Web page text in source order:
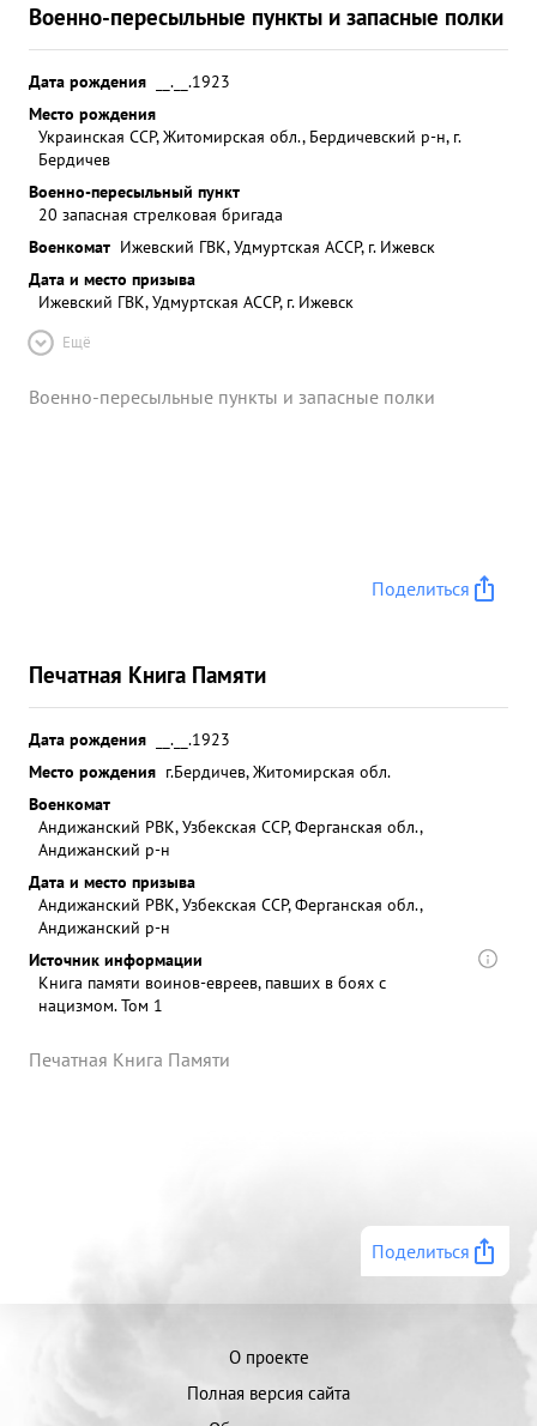
Военно-пересыльные пункты и запасные полки
Дата рождения
__.__.1923
Место рождения
Украинская ССР, Житомирская обл., Бердичевский р-н, г.
Бердичев
Военно-пересыльный пункт
20 запасная стрелковая бригада
Военкомат Ижевский ГВК, Удмуртская АССР, г. Ижевск
Дата и место призыва
Ижевский ГВК, Удмуртская АССР, г. Ижевск
Ещё
Военно-пересыльные пункты и запасные полки
Поделиться
Печатная Книга Памяти
Дата рождения
__.__.1923
Место рождения г.Бердичев, Житомирская обл.
Военкомат
Андижанский РВК, Узбекская ССР, Ферганская обл.,
Андижанский р-н
Дата и место призыва
Андижанский РВК, Узбекская ССР, Ферганская обл.,
Андижанский р-н
Источник информации
Книга памяти воинов-евреев, павших в боях с
нацизмом. Том 1
Печатная Книга Памяти
Поделиться
О проекте
Полная версия сайта